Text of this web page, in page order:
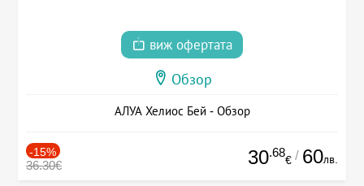
виж офертата
Обзор
АЛУА Хелиос Бей - Обзор
-15%
36.30€ 30.68
€ / 60лв.